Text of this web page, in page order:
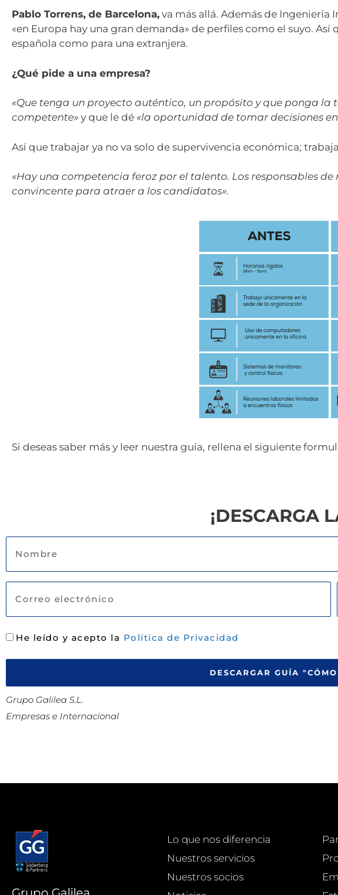
Pablo Torrens, de Barcelona, va más allá. Además de Ingeniería
«en Europa hay una gran demanda» de perfiles como el suyo.
española como para una extranjera.
¿Qué pide a una empresa?
«Que tenga un proyecto auténtico, un propósito y que ponga
competente» y que le dé «la oportunidad de tomar decisiones
Así que trabajar ya no va solo de supervivencia económica;
«Hay una competencia feroz por el talento. Los responsables
convincente para atraer a los candidatos».
Si deseas saber más y leer nuestra guía, rellena el siguiente
¡DESCARGA
He leído y acepto la Política de Privacidad
DESCARGAR GUÍA
Grupo Galilea S.L.
Empresas e Internacional
Lo que nos diferencia
Nuestros servicios
Nuestros socios